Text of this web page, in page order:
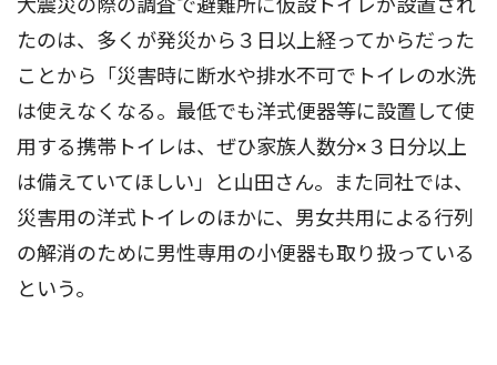
大震災の際の調査で避難所に仮設トイレが設置され
たのは、多くが発災から３日以上経ってからだった
ことから「災害時に断水や排水不可でトイレの水洗
は使えなくなる。最低でも洋式便器等に設置して使
用する携帯トイレは、ぜひ家族人数分×３日分以上
は備えていてほしい」と山田さん。また同社では、
災害用の洋式トイレのほかに、男女共用による行列
の解消のために男性専用の小便器も取り扱っている
という。